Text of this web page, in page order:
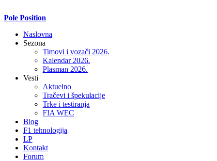
Pole Position
Naslovna
Sezona
Timovi i vozači 2026.
Kalendar 2026.
Plasman 2026.
Vesti
Aktuelno
Tračevi i špekulacije
Trke i testiranja
FIA WEC
Blog
F1 tehnologija
LP
Kontakt
Forum